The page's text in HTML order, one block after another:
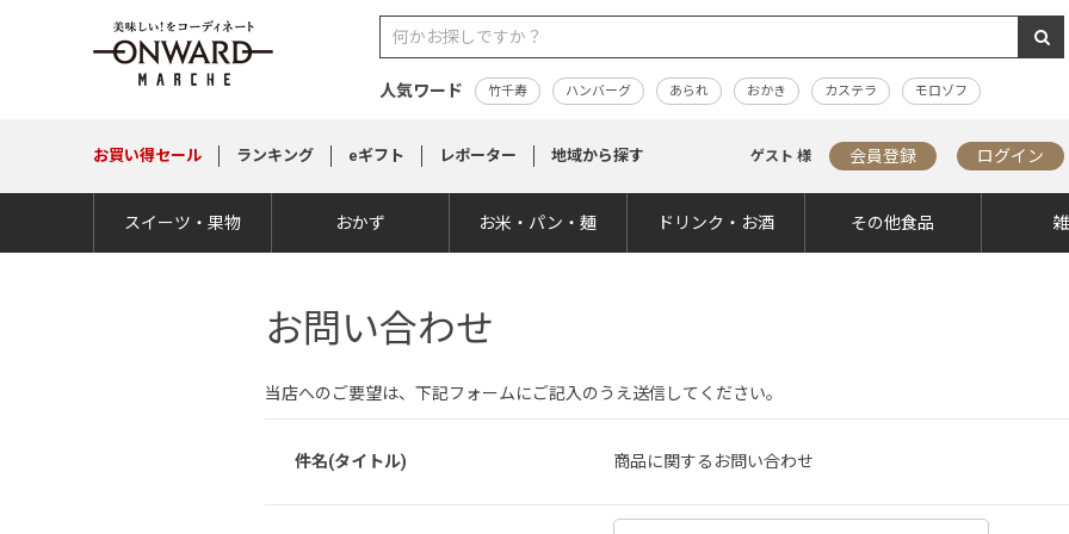
人気ワード 竹千寿 ハンバーグ あられ おかき カステラ モロゾフ
お買い得セール ランキング eギフト レポーター 地域から探す ゲスト 様 会員登録 ログイン
スイーツ・果物 おかず お米・パン・麺 ドリンク・お酒 その他食品
お問い合わせ
当店へのご要望は、下記フォームにご記入のうえ送信してください。
件名(タイトル) 商品に関するお問い合わせ